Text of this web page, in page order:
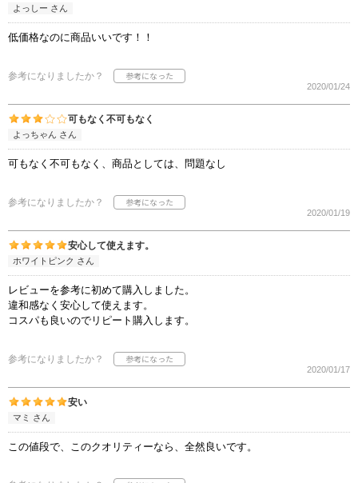
よっしー さん
低価格なのに商品いいです！！
参考になりましたか？
2020/01/24
可もなく不可もなく
よっちゃん さん
可もなく不可もなく、商品としては、問題なし
参考になりましたか？
2020/01/19
安心して使えます。
ホワイトピンク さん
レビューを参考に初めて購入しました。
違和感なく安心して使えます。
コスパも良いのでリピート購入します。
参考になりましたか？
2020/01/17
安い
マミ さん
この値段で、このクオリティーなら、全然良いです。